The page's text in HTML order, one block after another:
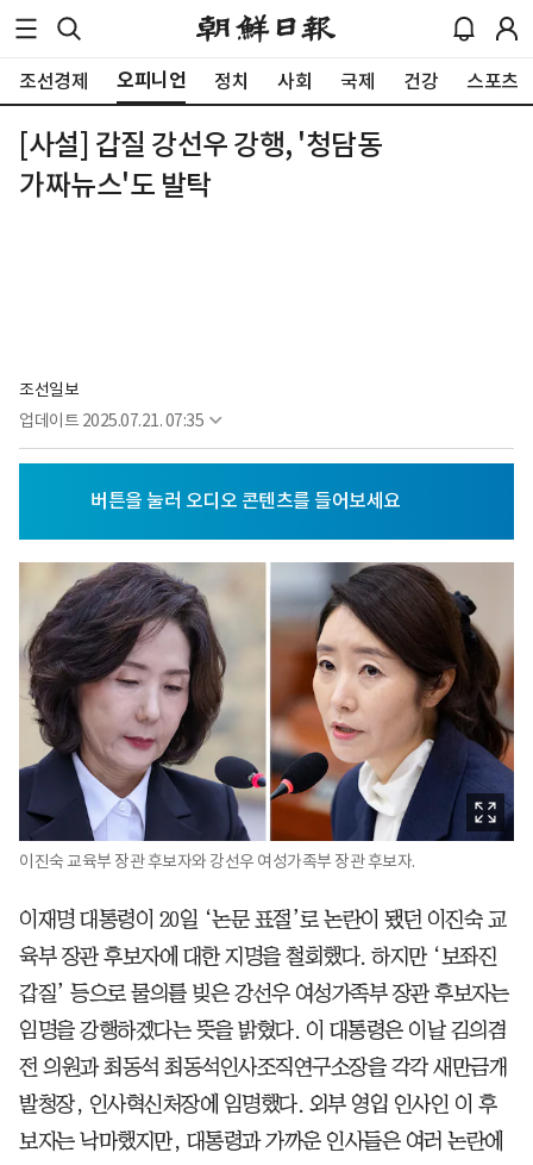
조선경제 오피니언 정치 사회 국제 건강 스포츠
[사설] 갑질 강선우 강행, '청담동
가짜뉴스'도 발탁
조선일보
업데이트 2025.07.21. 07:35
이진숙 교육부 장관 후보자와 강선우 여성가족부 장관 후보자.
이재명 대통령이 20일 ‘논문 표절’로 논란이 됐던 이진숙 교
육부 장관 후보자에 대한 지명을 철회했다. 하지만 ‘보좌진
갑질’ 등으로 물의를 빚은 강선우 여성가족부 장관 후보자는
임명을 강행하겠다는 뜻을 밝혔다. 이 대통령은 이날 김의겸
전 의원과 최동석 최동석인사조직연구소장을 각각 새만금개
발청장, 인사혁신처장에 임명했다. 외부 영입 인사인 이 후
보자는 낙마했지만, 대통령과 가까운 인사들은 여러 논란에